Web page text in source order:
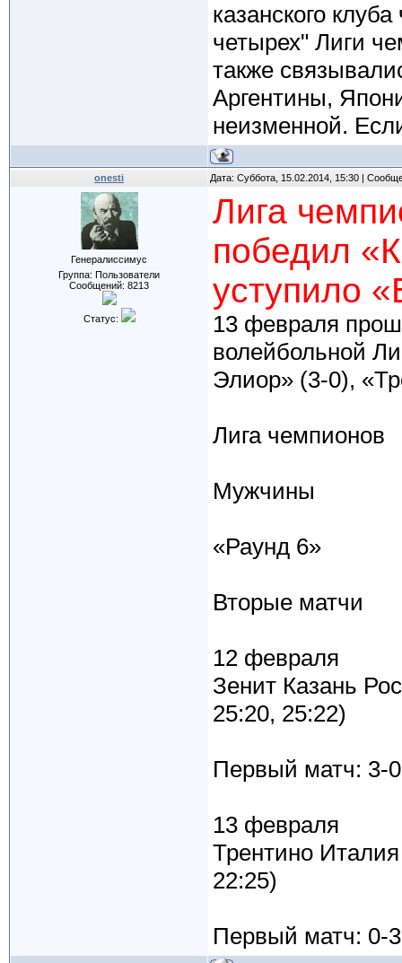
казанского
четырех" Лиги
также
Аргентины,
неизменной.
onesti Дата: Суббота, 15.02.2014, 15:30 |
Генералиссимус
Группа: Пользователи
Сообщений: 8213
Статус:
Лига
победил
уступило
13 февраля
волейбольной
Элиор» (3-0),
Лига чемпионов
Мужчины
«Раунд 6»
Вторые матчи
12 февраля
Зенит Казань
25:20, 25:22)
Первый матч: 3-
13 февраля
Трентино
22:25)
Первый матч: 0-